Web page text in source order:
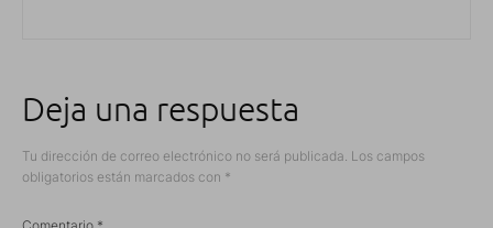
Deja una respuesta
Tu dirección de correo electrónico no será publicada. Los campos
obligatorios están marcados con *